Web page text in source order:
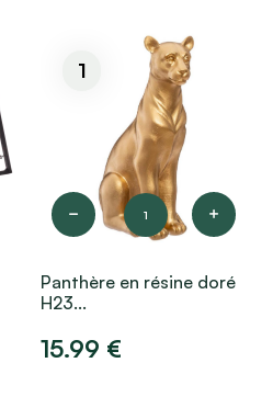
1
1
Panthère en résine doré
H23...
15.99 €